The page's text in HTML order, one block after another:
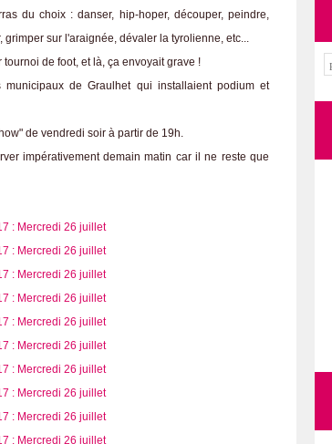
du choix : danser, hip-hoper, découper, peindre,
sur l'araignée, dévaler la tyrolienne, etc...
de foot, et là, ça envoyait grave !
de Graulhet qui installaient podium et
de vendredi soir à partir de 19h.
impérativement demain matin car il ne reste que